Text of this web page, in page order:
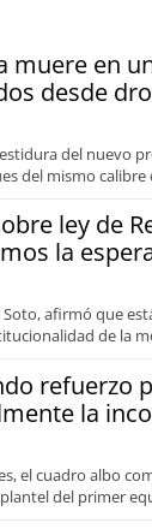
muere en
desde
del nuevo
del mismo
ley de
la
Soto, afirmó que
de la
refuerzo
la
el cuadro albo
del primer